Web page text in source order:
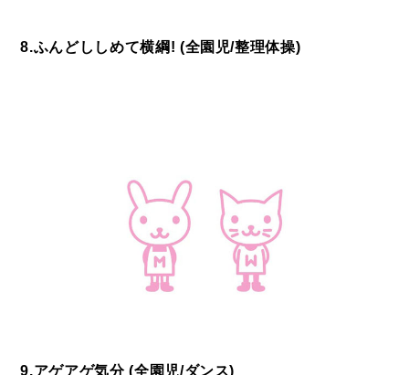
8.ふんどししめて横綱! (全園児/整理体操)
9.アゲアゲ気分 (全園児/ダンス)